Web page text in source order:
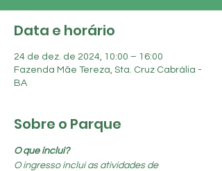
Data e horário
24 de dez. de 2024, 10:00 – 16:00
Fazenda Mãe Tereza, Sta. Cruz Cabrália -
BA
Sobre o Parque
O que inclui?
O ingresso inclui as atividades de